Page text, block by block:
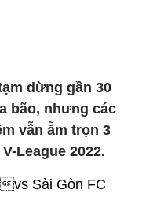
dừng gần 30
bão, nhưng các
vẫn ẵm trọn 3
League 2022.
vs Sài Gòn FC